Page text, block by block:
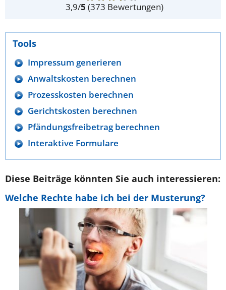
3,9/5 (373 Bewertungen)
Tools
Impressum generieren
Anwaltskosten berechnen
Prozesskosten berechnen
Gerichtskosten berechnen
Pfändungsfreibetrag berechnen
Interaktive Formulare
Diese Beiträge könnten Sie auch interessieren:
Welche Rechte habe ich bei der Musterung?